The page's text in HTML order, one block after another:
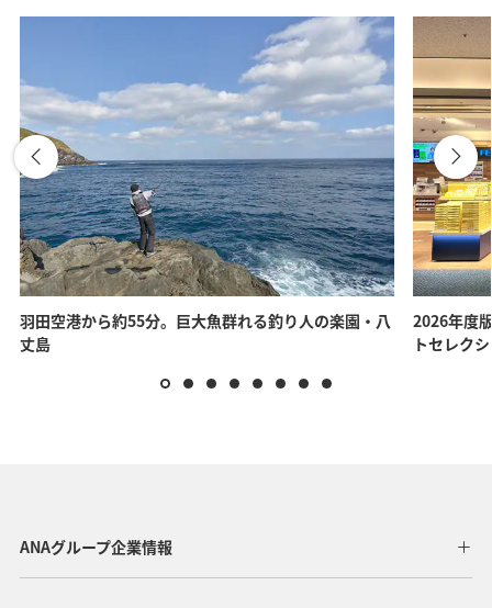
地までタグが出ている場合、お受け取り不要です。
ご注意
第2サテライトANA LOUNGEは、2022年7月1日より、ご利
用いただけます。
羽田空港から約55分。巨大魚群れる釣り人の楽園・八
丈島
2026年度
トセレク
ANAグループ企業情報